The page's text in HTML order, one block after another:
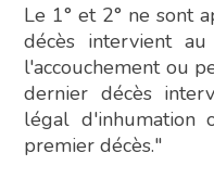
Le 1° et 2° ne sont
décès intervient
l'accouchement ou
dernier décès
légal d'inhumation
premier décès."